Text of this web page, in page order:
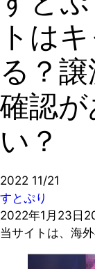
トは
る？
確認
い？
2022 11/21
すとぷり
2022年1月23日
当サイトは、海